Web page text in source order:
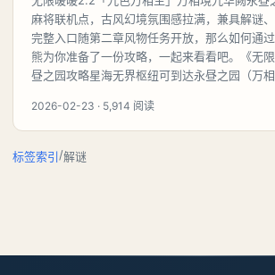
麻将联机点，古风幻境氛围感拉满，兼具解谜、
完整入口随第二章风物任务开放，那么如何通
熊为你准备了一份攻略，一起来看看吧。《无
昼之园攻略星海无界枢纽可到达永昼之园（万
2026-02-23 · 5,914 阅读
标签索引/解谜